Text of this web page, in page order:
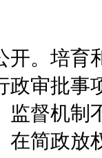
开。培
政审批事
监督机制
在简政放